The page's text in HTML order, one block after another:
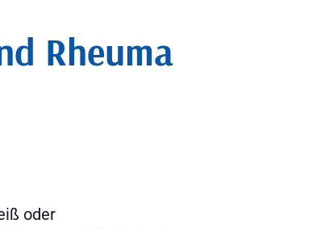
Rheuma
oder